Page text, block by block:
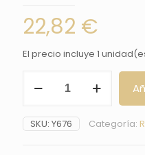
22,82 €
El precio incluye 1
pastel
&
PitaSKU: Y676 Categoría: